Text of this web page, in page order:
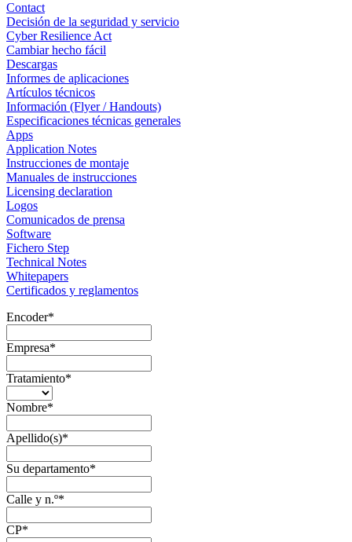
Contact
Decisión de la seguridad y servicio
Cyber Resilience Act
Cambiar hecho fácil
Descargas
Informes de aplicaciones
Artículos técnicos
Información (Flyer / Handouts)
Especificaciones técnicas generales
Apps
Application Notes
Instrucciones de montaje
Manuales de instrucciones
Licensing declaration
Logos
Comunicados de prensa
Software
Fichero Step
Technical Notes
Whitepapers
Certificados y reglamentos
Encoder*
Empresa*
Tratamiento*
Nombre*
Apellido(s)*
Su departamento*
Calle y n.º*
CP*